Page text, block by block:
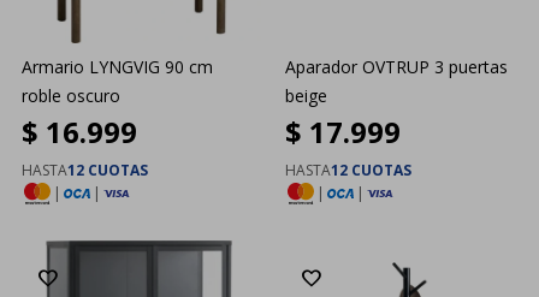
Armario LYNGVIG 90 cm
roble oscuro
$ 16.999
HASTA12 CUOTAS
|
|
Aparador OVTRUP 3 puertas
beige
$ 17.999
HASTA12 CUOTAS
|
|